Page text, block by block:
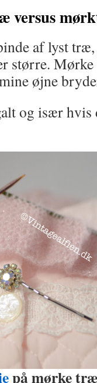
versus
af lyst
større.
øjne
og især hvis
på mørke